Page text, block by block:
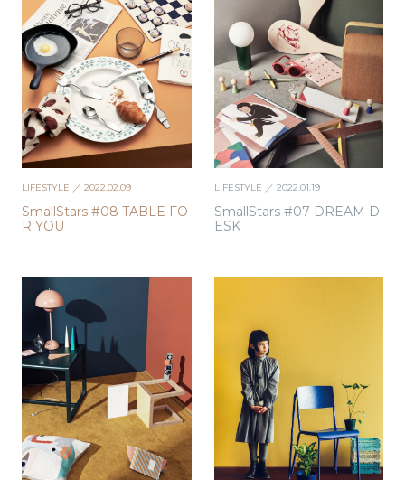
LIFESTYLE ／ 2022.02.09
SmallStars #08 TABLE FO
R YOU
LIFESTYLE ／ 2022.01.19
SmallStars #07 DREAM D
ESK